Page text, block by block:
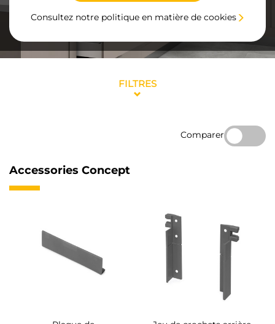
Consultez notre politique en matière de cookies
FILTRES
Comparer
Accessories Concept